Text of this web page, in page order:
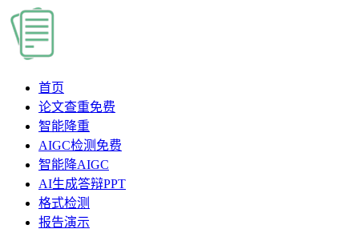
首页
论文查重免费
智能降重
AIGC检测 免费
智能降AIGC
AI生成答辩PPT
格式检测
报告演示